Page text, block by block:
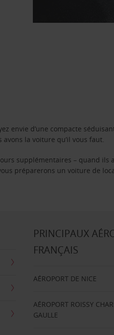
envie d’une compacte
avons la voiture qu’il vous faut.
supplémentaires – quand ils
préparerons un voiture de
PRINCIPAUX
FRANÇAIS
AÉROPORT DE NICE
AÉROPORT ROISSY
GAULLE